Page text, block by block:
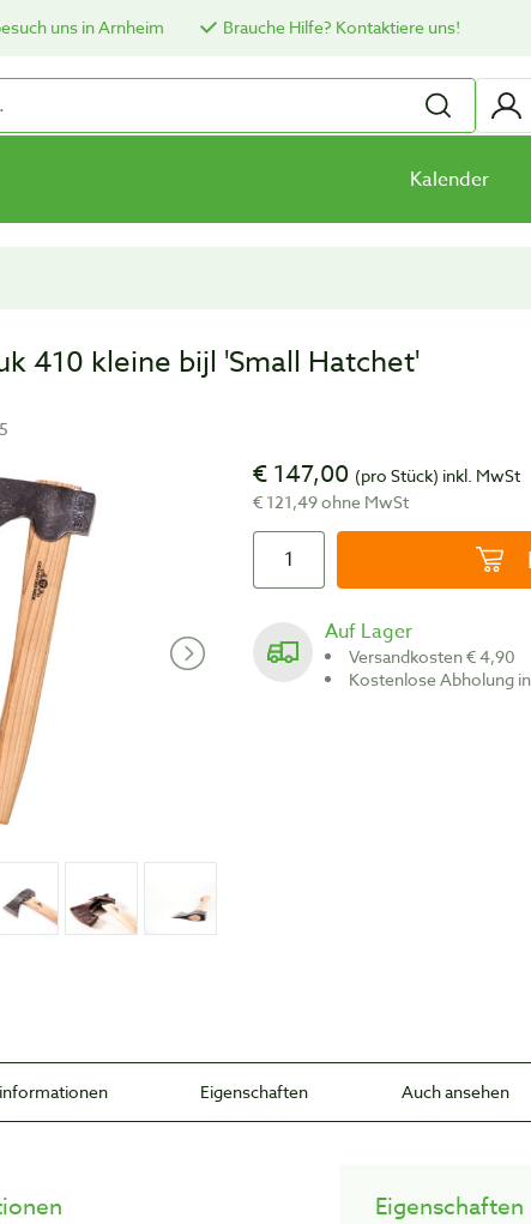
uns in Arnheim Brauche Hilfe? Kontaktiere uns!
Kalender
410 kleine bijl 'Small Hatchet'
€ 147,00 (pro Stück) inkl. MwSt
€ 121,49 ohne MwSt
Auf Lager
Versandkosten € 4,90
Kostenlose Abholung
Eigenschaften Auch ansehen
Eigenschaften